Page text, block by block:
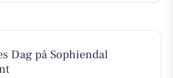
Dag på Sophiendal